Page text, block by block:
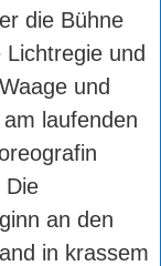
die Bühne
und
und
laufenden
Die
an den
in krassem